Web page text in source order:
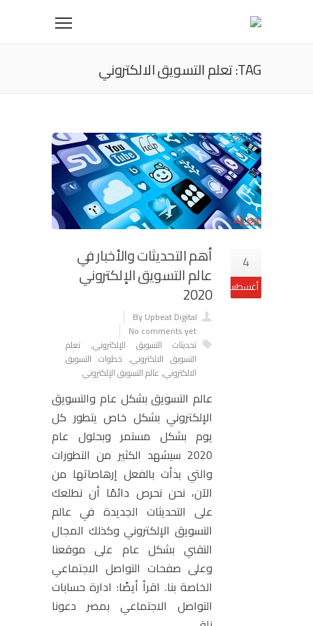
TAG: تعلم التسويق الالكتروني
4
أغسطس
أهم التحديثات والأخبار في
عالم التسويق الإلكتروني
2020
By Upbeat Digital
No comments yet
تحديثات التسويق الإلكتروني, تعلم
التسويق الالكتروني, خطوات التسويق
الالكتروني,عالم التسويق الإلكتروني
عالم التسويق بشكل عام والتسويق
الإلكتروني بشكل خاص يتطور كل
يوم بشكل مستمر وبحلول عام
2020 سيشهد الكثير من التطورات
والتي بدأت بالفعل إرهاصاتها من
الآن، نحن نحرص دائمًا أن نطلعك
على التحديثات الجديدة في عالم
التسويق الإلكتروني وكذلك المجال
التقني بشكل عام على موقعنا
وعلى صفحات التواصل الاجتماعي
الخاصة بنا. اقرأ أيضًا: ادارة حسابات
التواصل الاجتماعي بمصر دعونا